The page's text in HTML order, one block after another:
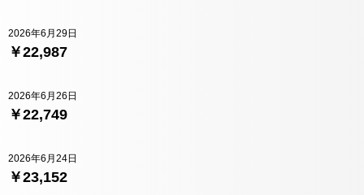
￥22,987
2026年6月29日
￥22,749
2026年6月26日
￥23,152
2026年6月24日